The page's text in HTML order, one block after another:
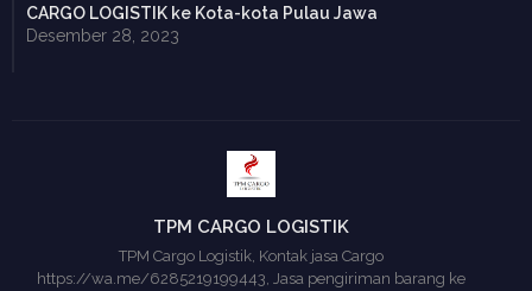
CARGO LOGISTIK ke Kota-kota Pulau Jawa
Desember 28, 2023
TPM CARGO LOGISTIK
TPM Cargo Logistik, Kontak jasa Cargo
https://wa.me/6285219199443, Jasa pengiriman barang ke